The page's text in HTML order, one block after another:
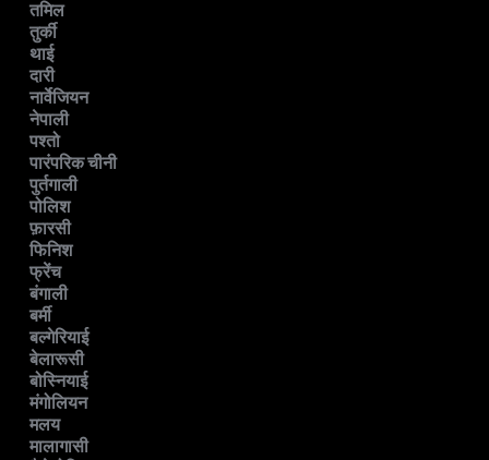
तमिल
तुर्की
थाई
दारी
नार्वेजियन
नेपाली
पश्तो
पारंपरिक चीनी
पुर्तगाली
पोलिश
फ़ारसी
फिनिश
फ्रेंच
बंगाली
बर्मी
बल्गेरियाई
बेलारूसी
बोस्नियाई
मंगोलियन
मलय
मालागासी